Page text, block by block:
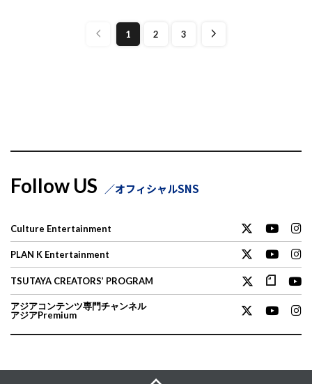
1 2 3
Follow US オフィシャルSNS
Culture Entertainment
PLAN K Entertainment
TSUTAYA CREATORS’ PROGRAM
アジアコンテンツ専門チャンネル
アジアPremium